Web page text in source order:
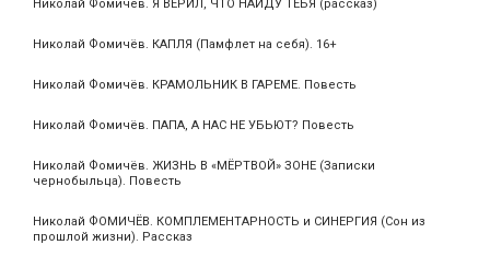
Николай Фомичёв. Я ВЕРИЛ, ЧТО НАЙДУ ТЕБЯ (рассказ)
Николай Фомичёв. КАПЛЯ (Памфлет на себя). 16+
Николай Фомичёв. КРАМОЛЬНИК В ГАРЕМЕ. Повесть
Николай Фомичёв. ПАПА, А НАС НЕ УБЬЮТ? Повесть
Николай Фомичёв. ЖИЗНЬ В «МЁРТВОЙ» ЗОНЕ (Записки
чернобыльца). Повесть
Николай ФОМИЧЁВ. КОМПЛЕМЕНТАРНОСТЬ и СИНЕРГИЯ (Сон из
прошлой жизни). Рассказ